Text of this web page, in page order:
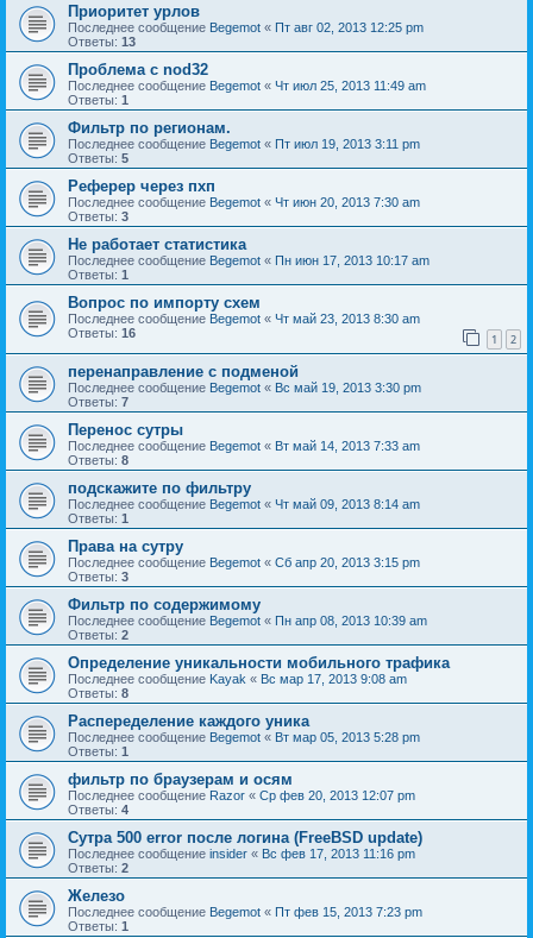
Приоритет урлов
Последнее сообщение Begemot « Пт авг 02, 2013 12:25 pm
Ответы: 13
Проблема с nod32
Последнее сообщение Begemot « Чт июл 25, 2013 11:49 am
Ответы: 1
Фильтр по регионам.
Последнее сообщение Begemot « Пт июл 19, 2013 3:11 pm
Ответы: 5
Реферер через пхп
Последнее сообщение Begemot « Чт июн 20, 2013 7:30 am
Ответы: 3
Не работает статистика
Последнее сообщение Begemot « Пн июн 17, 2013 10:17 am
Ответы: 1
Вопрос по импорту схем
Последнее сообщение Begemot « Чт май 23, 2013 8:30 am
Ответы: 16 1 2
перенаправление с подменой
Последнее сообщение Begemot « Вс май 19, 2013 3:30 pm
Ответы: 7
Перенос сутры
Последнее сообщение Begemot « Вт май 14, 2013 7:33 am
Ответы: 8
подскажите по фильтру
Последнее сообщение Begemot « Чт май 09, 2013 8:14 am
Ответы: 1
Права на сутру
Последнее сообщение Begemot « Сб апр 20, 2013 3:15 pm
Ответы: 3
Фильтр по содержимому
Последнее сообщение Begemot « Пн апр 08, 2013 10:39 am
Ответы: 2
Определение уникальности мобильного трафика
Последнее сообщение Kayak « Вс мар 17, 2013 9:08 am
Ответы: 8
Распеределение каждого уника
Последнее сообщение Begemot « Вт мар 05, 2013 5:28 pm
Ответы: 1
фильтр по браузерам и осям
Последнее сообщение Razor « Ср фев 20, 2013 12:07 pm
Ответы: 4
Сутра 500 error после логина (FreeBSD update)
Последнее сообщение insider « Вс фев 17, 2013 11:16 pm
Ответы: 2
Железо
Последнее сообщение Begemot « Пт фев 15, 2013 7:23 pm
Ответы: 1